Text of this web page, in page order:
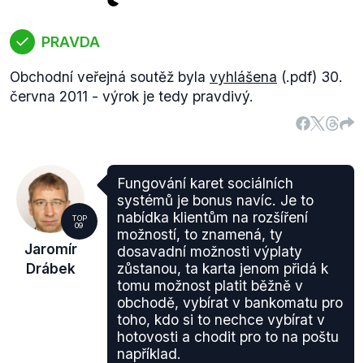
PRAVDA
Obchodní veřejná soutěž byla vyhlášena (.pdf) 30.
června 2011 - výrok je tedy pravdivý.
TOP
09
Jaromír
Drábek
Fungování karet sociálních
systémů je bonus navíc. Je to
nabídka klientům na rozšíření
možností, to znamená, ty
dosavadní možnosti výplaty
zůstanou, ta karta jenom přidá k
tomu možnost platit běžně v
obchodě, vybírat v bankomatu pro
toho, kdo si to nechce vybírat v
hotovosti a chodit pro to na poštu
například.